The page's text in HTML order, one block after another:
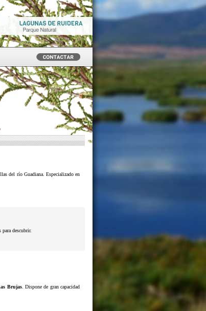
del río Guadiana. Especializado en
descubrir.
Brujas. Dispone de gran capacidad